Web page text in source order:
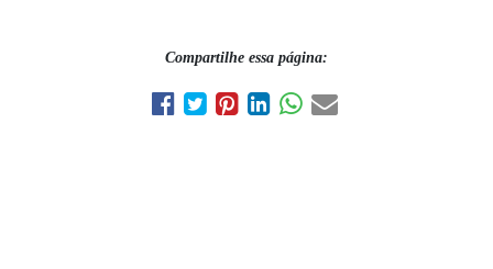
Compartilhe essa página: